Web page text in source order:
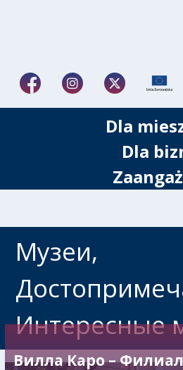
Dla
Dla
Музеи,
Интересные
Вилла Каро –